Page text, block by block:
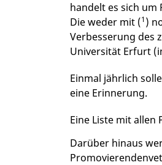
handelt es sich um
Die weder mit (1)
Verbesserung des
Universität Erfurt
Einmal jährlich
eine Erinnerung.
Eine Liste mit
Darüber hinaus